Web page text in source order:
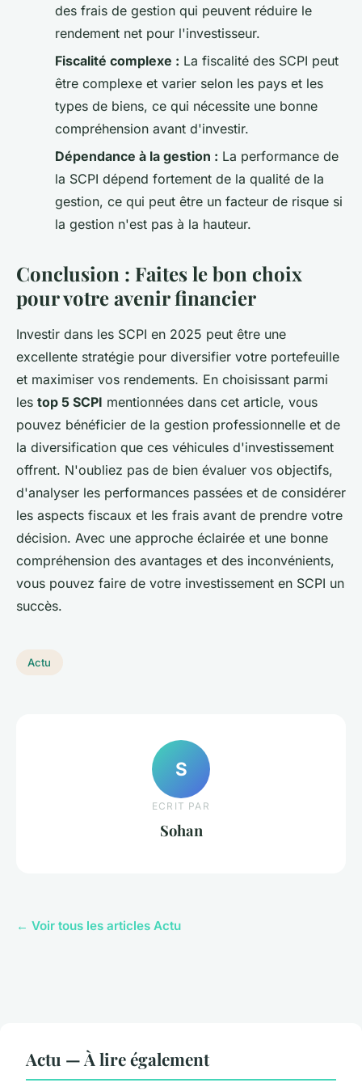
des frais de gestion qui peuvent réduire le
rendement net pour l'investisseur.
Fiscalité complexe : La fiscalité des SCPI peut
être complexe et varier selon les pays et les
types de biens, ce qui nécessite une bonne
compréhension avant d'investir.
Dépendance à la gestion : La performance de
la SCPI dépend fortement de la qualité de la
gestion, ce qui peut être un facteur de risque si
la gestion n'est pas à la hauteur.
Conclusion : Faites le bon choix
pour votre avenir financier
Investir dans les SCPI en 2025 peut être une
excellente stratégie pour diversifier votre portefeuille
et maximiser vos rendements. En choisissant parmi
les top 5 SCPI mentionnées dans cet article, vous
pouvez bénéficier de la gestion professionnelle et de
la diversification que ces véhicules d'investissement
offrent. N'oubliez pas de bien évaluer vos objectifs,
d'analyser les performances passées et de considérer
les aspects fiscaux et les frais avant de prendre votre
décision. Avec une approche éclairée et une bonne
compréhension des avantages et des inconvénients,
vous pouvez faire de votre investissement en SCPI un
succès.
Actu
S
ECRIT PAR
Sohan
← Voir tous les articles Actu
Actu — À lire également